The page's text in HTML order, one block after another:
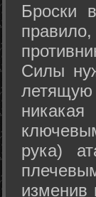
Броски
Силы
рука)
изменив